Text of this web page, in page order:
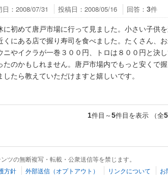
日：2008/07/31 投稿日：2008/05/16 回答： 3件
に初めて唐戸市場に行って見ました。小さい子供
くにある店で握り寿司を食べました。たくさん、
ニやイクラが一巻３００円、トロは８００円と決
たのかもしれません。唐戸市場内でもっと安くで
したら教えていただけますと嬉しいです。
1件目～5件目を表示 （全5
ツの無断複写・転載・公衆送信等を禁じます。
方針 外部送信（オプトアウト） リンクについて お